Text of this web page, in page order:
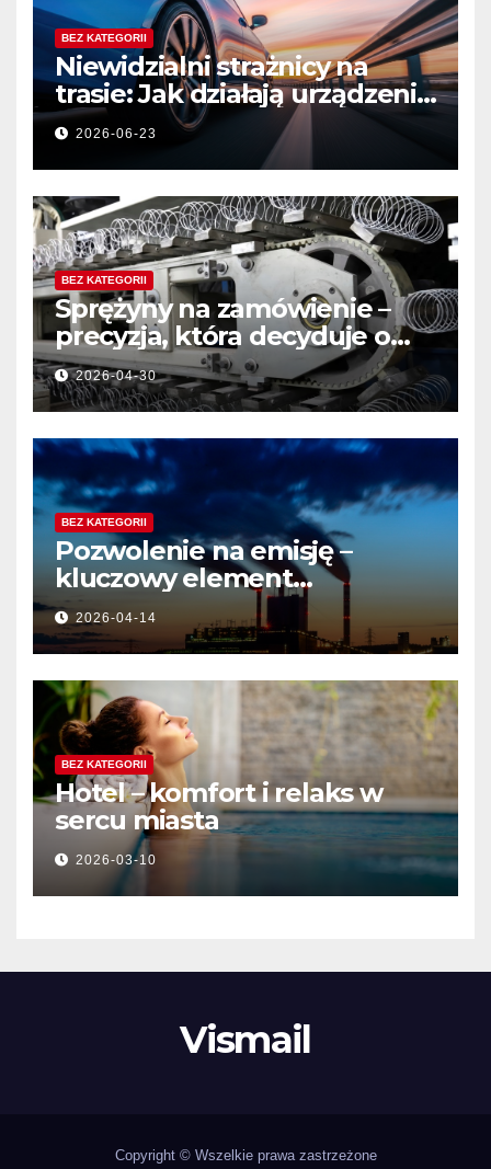
BEZ KATEGORII
Niewidzialni strażnicy na
trasie: Jak działają urządzenia
bezpieczeństwa ruchu
drogowego?
2026-06-23
BEZ KATEGORII
Sprężyny na zamówienie –
precyzja, która decyduje o
jakości produktu
2026-04-30
BEZ KATEGORII
Pozwolenie na emisję –
kluczowy element
działalności przemysłowej
2026-04-14
BEZ KATEGORII
Hotel – komfort i relaks w
sercu miasta
2026-03-10
Vismail
Copyright © Wszelkie prawa zastrzeżone